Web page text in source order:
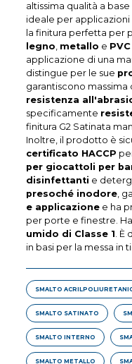
altissima qualità a base
ideale per applicazioni
la finitura perfetta per
legno, metallo e
applicazione di una
distingue per le sue
garantiscono massima
resistenza
specificamente
finitura G2 Satinata
Inoltre, il prodotto è
certificato HACCP
per giocattoli per
disinfettanti e
presoché inodore,
e applicazione e ha
per porte e finestre.
umido di Classe 1. È
in basi per la messa in
SMALTO
SMALTO SATINATO
SMALTO INTERNO
SMALTO METALLO